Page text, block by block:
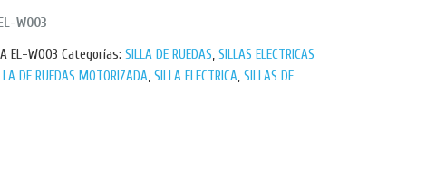
W003
EL-W003 Categorías: SILLA DE RUEDAS, SILLAS ELECTRICAS
DE RUEDAS MOTORIZADA, SILLA ELECTRICA, SILLAS DE